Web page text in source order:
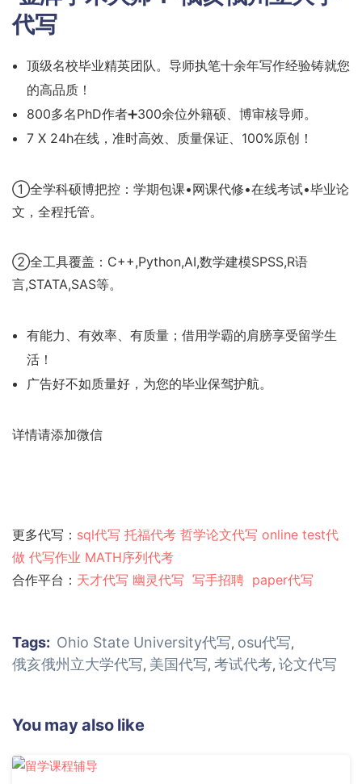
代写
顶级名校毕业精英团队。导师执笔十余年写作经验铸就您
的高品质！
800多名PhD作者➕300余位外籍硕、博审核导师。
7 X 24h在线，准时高效、质量保证、100%原创！
①全学科硕博把控：学期包课•网课代修•在线考试•毕业论
文，全程托管。
②全工具覆盖：C++,Python,AI,数学建模SPSS,R语
言,STATA,SAS等。
有能力、有效率、有质量；借用学霸的肩膀享受留学生
活！
广告好不如质量好，为您的毕业保驾护航。
详情请添加微信
更多代写： sql代写 托福代考 哲学论文代写 online test代
做 代写作业 MATH序列代考
合作平台： 天才代写 幽灵代写 写手招聘 paper代写
Tags: Ohio State University代写, osu代写,
俄亥俄州立大学代写, 美国代写, 考试代考, 论文代写
You may also like